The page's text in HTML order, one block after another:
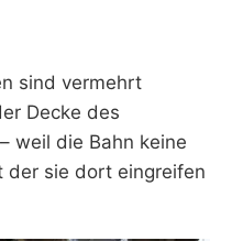
sind vermehrt
Decke des
weil die Bahn keine
der sie dort eingreifen